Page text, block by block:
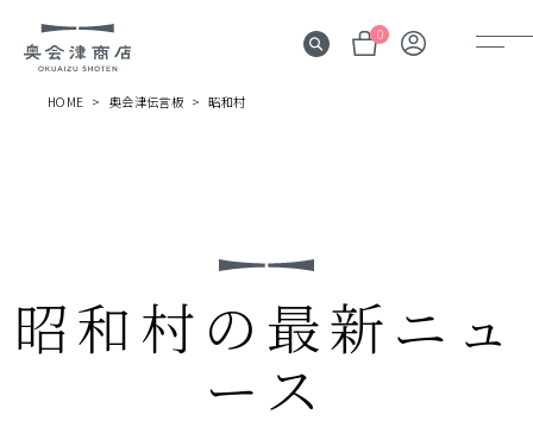
0
見所
よむ
HOME 奥会津伝言板 昭和村
昭和村の最新ニュ
ース